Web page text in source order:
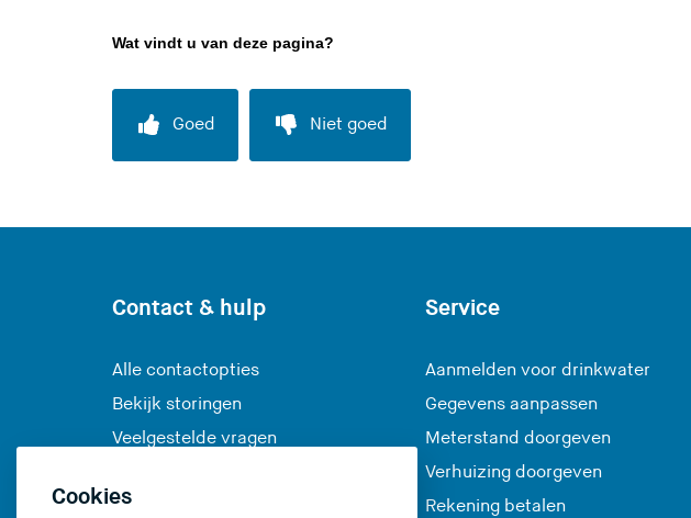
Cookies
Wat vindt u van deze pagina?
Goed Niet goed
Contact & hulp
Alle contactopties
Bekijk storingen
Veelgestelde vragen
Service
Aanmelden voor drinkwater
Gegevens aanpassen
Meterstand doorgeven
Verhuizing doorgeven
Rekening betalen